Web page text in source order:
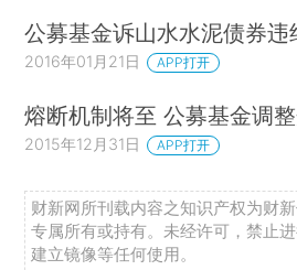
公募基金诉山水水泥债券
2016年01月21日 APP打开
熔断机制将至 公募基金调
2015年12月31日 APP打开
财新网所刊载内容之知识产权为财
专属所有或持有。未经许可，禁止
建立镜像等任何使用。